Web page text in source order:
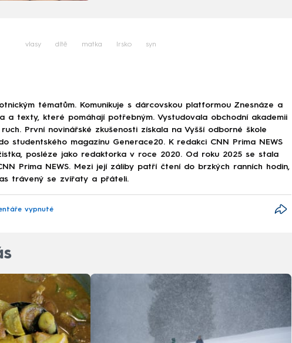
vlasy dítě matka Irsko syn
tématům. Komunikuje s dárcovskou platformou Znesnáze a
a texty, které pomáhají potřebným. Vystudovala obchodní akademii
První novinářské zkušenosti získala na Vyšší odborné škole
studentského magazínu Generace20. K redakci CNN Prima NEWS
posléze jako redaktorka v roce 2020. Od roku 2025 se stala
Prima NEWS. Mezi její záliby patří čtení do brzkých ranních hodin,
trávený se zvířaty a přáteli.
vypnuté